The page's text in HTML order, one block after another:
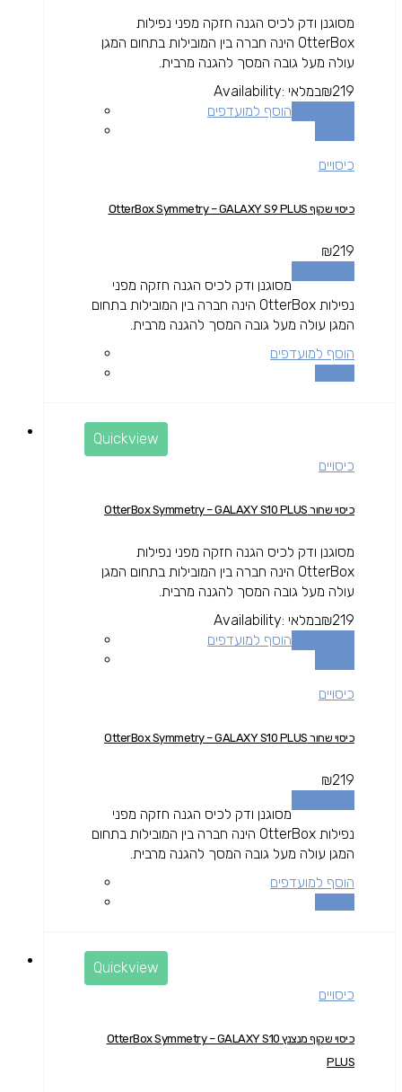
מסוגנן ודק לכיס הגנה חזקה מפני נפילות
OtterBox הינה חברה בין המובילות בתחום המגן
עולה מעל גובה המסך להגנה מרבית.
₪219
Availability: במלאי
הוסף למועדפים
כיסויים
כיסוי שקוף OtterBox Symmetry – GALAXY S9 PLUS
₪219
מסוגנן ודק לכיס הגנה חזקה מפני
נפילות OtterBox הינה חברה בין המובילות בתחום
המגן עולה מעל גובה המסך להגנה מרבית.
הוסף למועדפים
Quickview
כיסויים
כיסוי שחור OtterBox Symmetry – GALAXY S10 PLUS
מסוגנן ודק לכיס הגנה חזקה מפני נפילות
OtterBox הינה חברה בין המובילות בתחום המגן
עולה מעל גובה המסך להגנה מרבית.
₪219
Availability: במלאי
הוסף למועדפים
כיסויים
כיסוי שחור OtterBox Symmetry – GALAXY S10 PLUS
₪219
מסוגנן ודק לכיס הגנה חזקה מפני
נפילות OtterBox הינה חברה בין המובילות בתחום
המגן עולה מעל גובה המסך להגנה מרבית.
הוסף למועדפים
Quickview
כיסויים
כיסוי שקוף מנצנץ OtterBox Symmetry – GALAXY S10
PLUS